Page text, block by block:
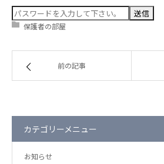
保護者の部屋
前の記事
カテゴリーメニュー
お知らせ
保護者の部屋
お知らせ